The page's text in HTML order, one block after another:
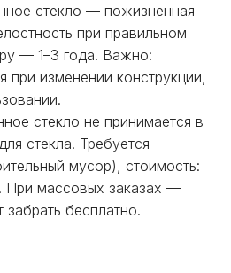
стекло — пожизненная
при правильном
— 1–3 года. Важно:
при изменении конструкции,
стекло не принимается в
стекла. Требуется
мусор), стоимость:
При массовых заказах —
бесплатно.